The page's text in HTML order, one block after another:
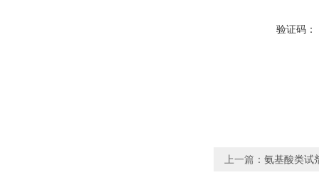
验证码：
上一篇： 氨基酸类试